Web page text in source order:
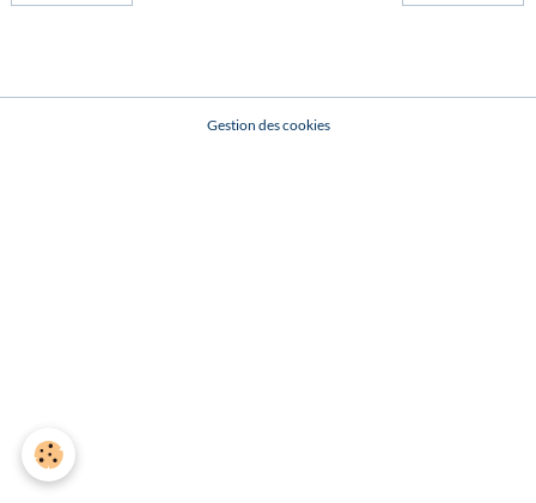
Gestion des cookies